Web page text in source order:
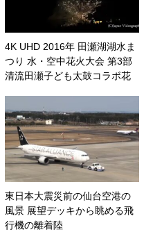
4K UHD 2016年 田瀬湖湖水ま
つり 水・空中花火大会 第3部
清流田瀬子ども太鼓コラボ花
東日本大震災前の仙台空港の
風景 展望デッキから眺める飛
行機の離着陸